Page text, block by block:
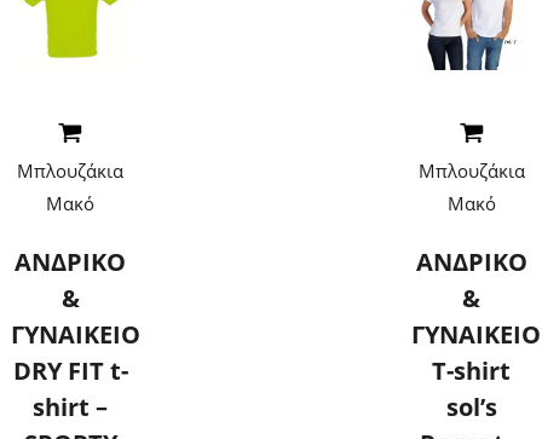
Μπλουζάκια
Μακό
ΑΝΔΡΙΚΟ
&
ΓΥΝΑΙΚΕΙΟ
DRY FIT t-
shirt –
Μπλουζάκια
Μακό
ΑΝΔΡΙΚΟ
&
ΓΥΝΑΙΚΕΙΟ
T-shirt
sol’s